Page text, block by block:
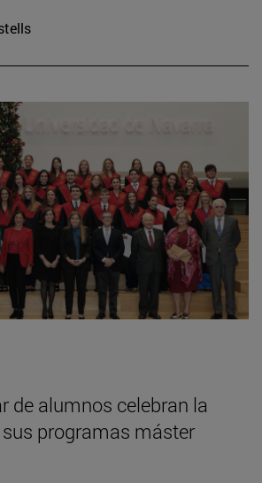
de alumnos celebran la
programas máster